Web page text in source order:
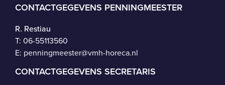
CONTACTGEGEVENS PENNINGMEESTER
R. Restiau
T: 06-55113560
E: penningmeester@vmh-horeca.nl
CONTACTGEGEVENS SECRETARIS